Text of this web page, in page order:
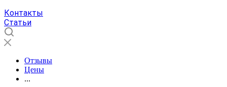
Контакты
Статьи
Отзывы
Цены
...